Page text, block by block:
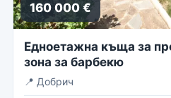
160 000 €
Едноетажна къща за
зона за барбекю
📍 Добрич